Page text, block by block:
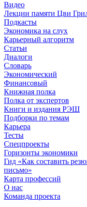
Видео
Лекции памяти Цви
Подкасты
Экономика на слух
Карьерный алгоритм
Статьи
Диалоги
Словарь
Экономический
Финансовый
Книжная полка
Полка от экспертов
Книги и издания РЭШ
Подборки по темам
Карьера
Тесты
Спецпроекты
Горизонты экономики
Гид «Как составить
письмо»
Карта профессий
О наc
Команда проекта